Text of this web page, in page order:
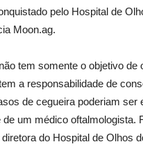
pelo Hospital de
Moon.ag.
tem somente o objetivo
a responsabilidade de
de cegueira poderiam ser
um médico oftalmologista.
do Hospital de Olhos